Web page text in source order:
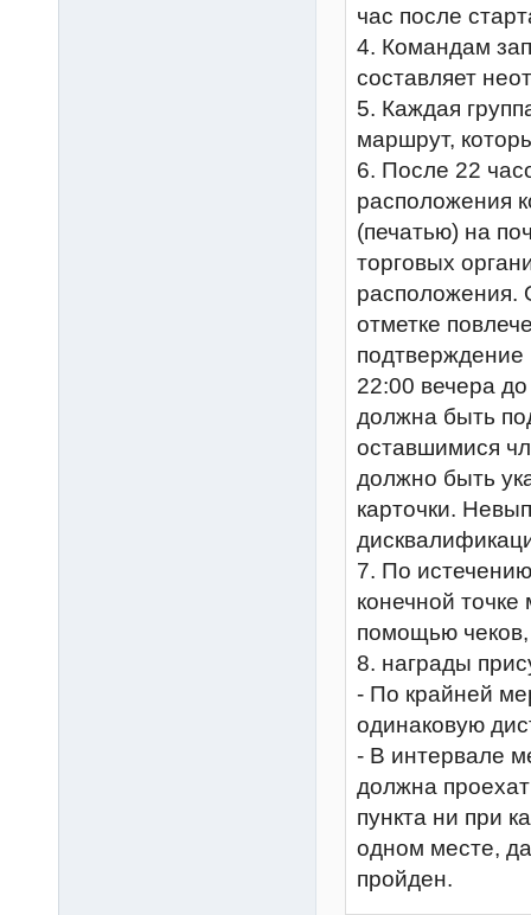
час после
4. Командам
составляет
5. Каждая
маршрут,
6. После 22
расположения
(печатью) на
торговых
расположения.
отметке
подтверждение
22:00 вечера
должна быть
оставшимися
должно быть
карточки.
7. По
конечной
помощью чеков,
8. награды
- По крайней
одинаковую
- В интервале
должна
пункта ни при
одном месте,
пройден.